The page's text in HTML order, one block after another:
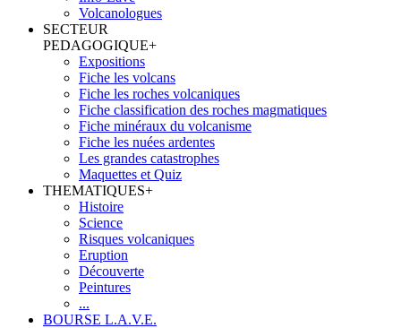
Volcanologues
SECTEUR
PEDAGOGIQUE+
Expositions
Fiche les volcans
Fiche les roches volcaniques
Fiche classification des roches magmatiques
Fiche minéraux du volcanisme
Fiche les nuées ardentes
Les grandes catastrophes
Maquettes et Quiz
THEMATIQUES+
Histoire
Science
Risques volcaniques
Eruption
Découverte
Peintures
...
BOURSE L.A.V.E.